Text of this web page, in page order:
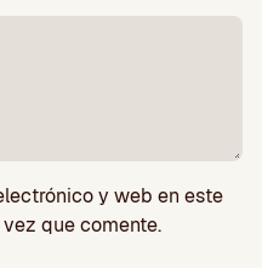
y web en este
que comente.